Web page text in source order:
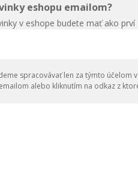
eshopu emailom?
v eshope budete mať ako prví
spracovávať len za týmto
alebo kliknutím na odkaz z